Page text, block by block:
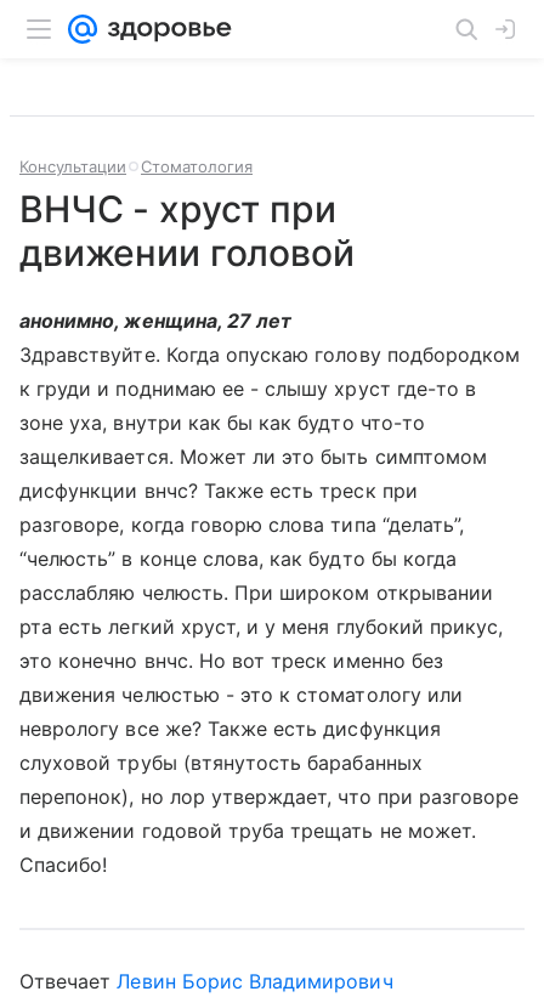
Консультации Стоматология
ВНЧС - хруст при
движении головой
анонимно, женщина, 27 лет
Здравствуйте. Когда опускаю голову подбородком
к груди и поднимаю ее - слышу хруст где-то в
зоне уха, внутри как бы как будто что-то
защелкивается. Может ли это быть симптомом
дисфункции внчс? Также есть треск при
разговоре, когда говорю слова типа “делать”,
“челюсть” в конце слова, как будто бы когда
расслабляю челюсть. При широком открывании
рта есть легкий хруст, и у меня глубокий прикус,
это конечно внчс. Но вот треск именно без
движения челюстью - это к стоматологу или
неврологу все же? Также есть дисфункция
слуховой трубы (втянутость барабанных
перепонок), но лор утверждает, что при разговоре
и движении годовой труба трещать не может.
Спасибо!
ОтвечаетЛевин Борис Владимирович